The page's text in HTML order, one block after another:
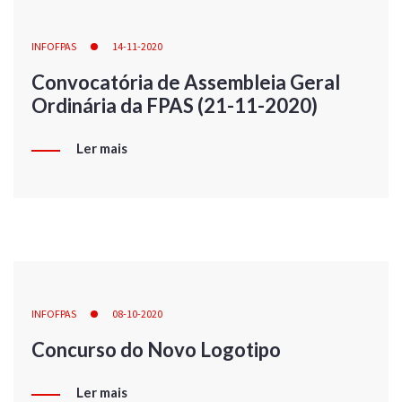
INFOFPAS 14-11-2020
Convocatória de Assembleia Geral
Ordinária da FPAS (21-11-2020)
Ler mais
INFOFPAS 08-10-2020
Concurso do Novo Logotipo
Ler mais